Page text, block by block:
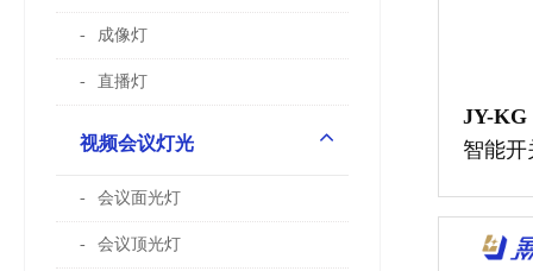
成像灯
直播灯
视频会议灯光
会议面光灯
会议顶光灯
JY-KG
智能开